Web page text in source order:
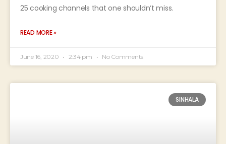
25 cooking channels that one shouldn’t miss.
READ MORE »
June 16, 2020 2:34 pm No Comments
SINHALA